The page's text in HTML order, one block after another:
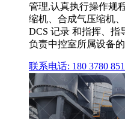
管理,认真执行操作规
缩机、合成气压缩机
DCS 记录 和指挥、指
负责中控室所属设备
联系电话: 180 3780